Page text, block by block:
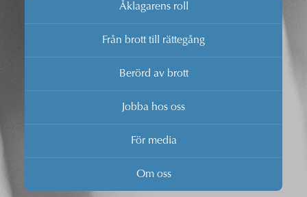
Åklagarens roll
Från brott till rättegång
Berörd av brott
Jobba hos oss
För media
Om oss